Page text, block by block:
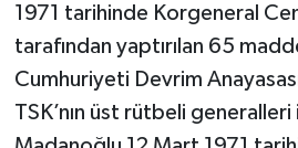
1971 tarihinde Korgeneral
tarafından yaptırılan 65
Cumhuriyeti Devrim
TSK’nın üst rütbeli generalleri